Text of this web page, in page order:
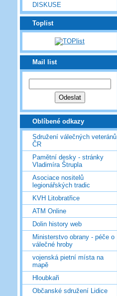
DISKUSE
Toplist
Mail list
Oblíbené odkazy
Sdružení válečných veteránů
ČR
Pamětní desky - stránky
Vladimíra Štrupla
Asociace nositelů
legionářských tradic
KVH Litobratřice
ATM Online
Dolin history web
Ministerstvo obrany - péče o
válečné hroby
vojenská pietní místa na
mapě
Hloubkaři
Občanské sdružení Lidice